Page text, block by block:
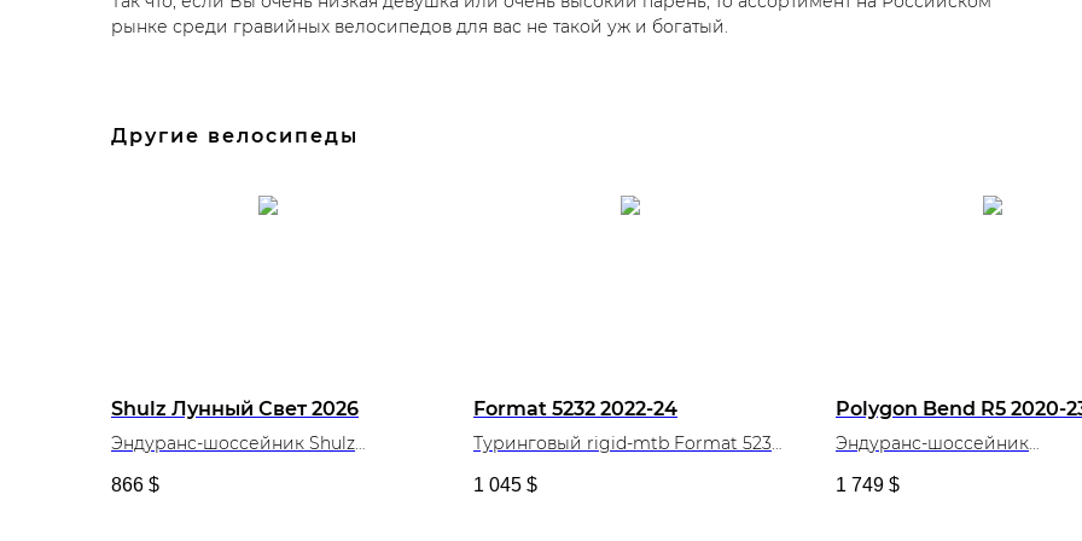
рынке среди гравийных велосипедов для вас не такой уж и богатый.
Другие велосипеды
Shulz Лунный Свет 2026
Эндуранс-шоссейник Shulz
866 $
Format 5232 2022-24
Туринговый rigid-mtb Format 5232
1 045 $
Polygon Bend R5 2020-
Эндуранс-шоссейник
1 749 $